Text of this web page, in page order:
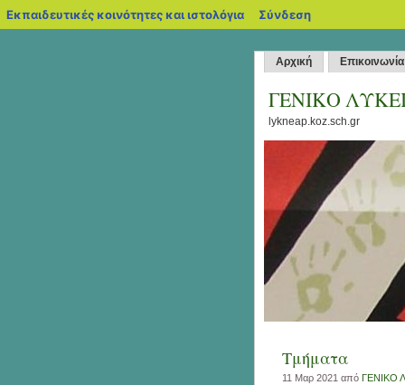
Αρχική Επικοινωνία
ΓΕΝΙΚΟ
lykneap.koz.sch.gr
Τμήματα
11 Μαρ 2021 από ΓΕΝΙΚΟ
Εκπαιδευτικές κοινότητες και ιστολόγια blogs.sch.gr
Σύνδεση